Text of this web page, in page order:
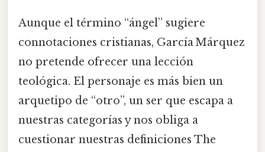
Aunque el término “ángel” sugiere
connotaciones cristianas, García Márquez
no pretende ofrecer una lección
teológica. El personaje es más bien un
arquetipo de “otro”, un ser que escapa a
nuestras categorías y nos obliga a
cuestionar nuestras definiciones The